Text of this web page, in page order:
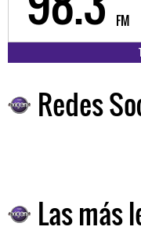
FM
Redes
Las más